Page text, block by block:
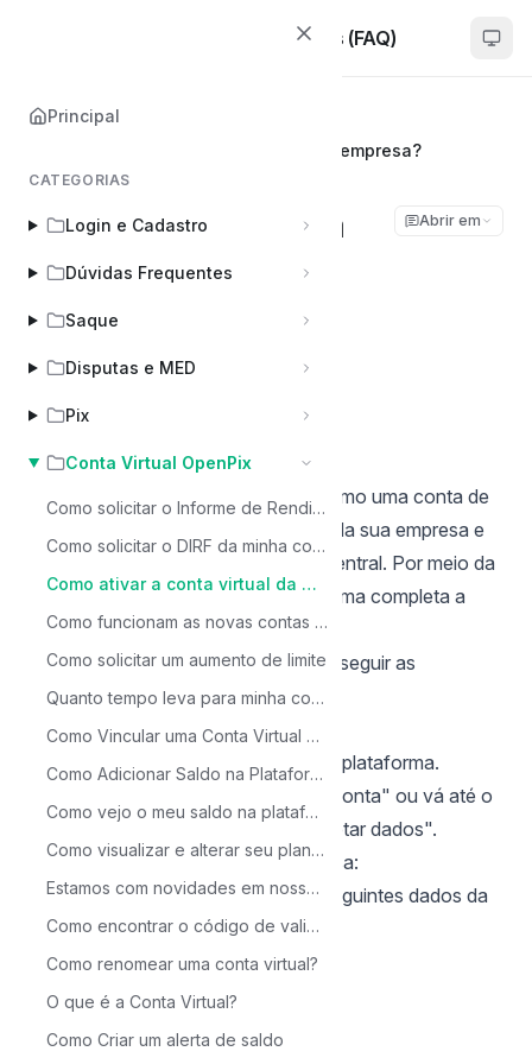
Woovi | Dúvidas Frequentes (FAQ)
Principal
CATEGORIAS
Login e Cadastro
Dúvidas Frequentes
Saque
Disputas e MED
Pix
Conta Virtual OpenPix
Como solicitar o Informe de Rendimentos da sua conta?
Como solicitar o DIRF da minha conta?
Como ativar a conta virtual da minha empresa?
Como funcionam as novas contas virtuais?
Como solicitar um aumento de limite
Quanto tempo leva para minha conta ser ativada?
Como Vincular uma Conta Virtual a uma API?
Como Adicionar Saldo na Plataforma OpenPix?
Como vejo o meu saldo na plataforma?
Como visualizar e alterar seu plano de taxas?
Estamos com novidades em nosso processo de abertura de contas!
Como encontrar o código de validação da Abertura de Conta
Como renomear uma conta virtual?
O que é a Conta Virtual?
Como Criar um alerta de saldo
Principal
Como ativar a conta virtual da minha empresa?
Como ativar a conta
virtual da minha
empresa?
Abrir em
Última atualização em Jan 8, 2026
A conta virtual OpenPix funciona como uma conta de
pagamentos, ela é aberta em nome da sua empresa e
devidamente registrada no Banco Central. Por meio da
conta virtual é possível utilizar de forma completa a
plataforma da OpenPix.
Para ativar a sua conta virtual basta seguir as
orientações abaixo:
1. Acesso Inicial:
Acesse a plataforma e faça login na plataforma.
Clique no botão destacado "Ativar Conta" ou vá até o
menu "Contas" e selecione "Completar dados".
2. Confirmação de Dados da Empresa:
No fluxo de abertura, confirme os seguintes dados da
empresa:
CNPJ
Razão Social
Nome Fantasia